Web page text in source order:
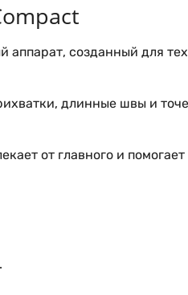
аппарат, созданный для
длинные швы и
от главного и помогает